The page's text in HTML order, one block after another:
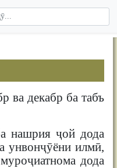
ва декабр ба табъ
нашрия ҷой дода
унвонҷӯёни илмӣ,
дода